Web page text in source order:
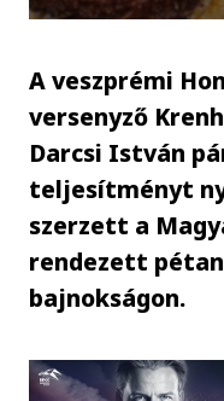
A veszprémi
versenyző
Darcsi István
teljesítményt
szerzett a
rendezett
bajnokságon.